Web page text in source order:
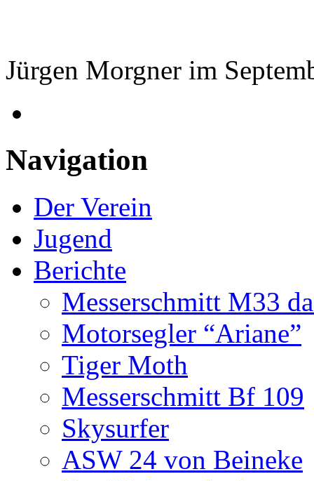
Jürgen Morgner im
Navigation
Der Verein
Jugend
Berichte
Messerschmitt M33
Motorsegler “Ariane”
Tiger Moth
Messerschmitt Bf 109
Skysurfer
ASW 24 von Beineke